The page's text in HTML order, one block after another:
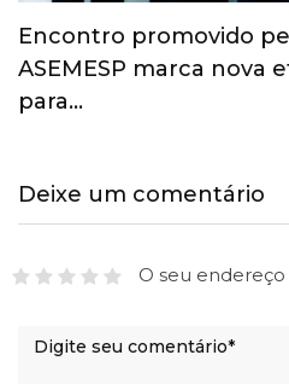
Encontro promovido
ASEMESP marca nova
para…
Deixe um comentário
O seu